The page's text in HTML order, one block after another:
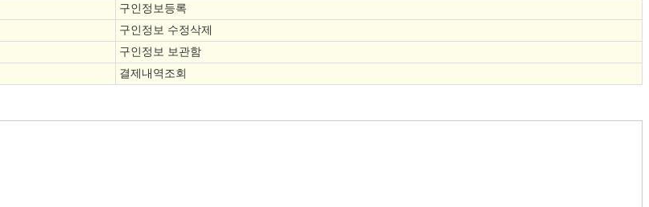
구인정보등록
구인정보 수정삭제
구인정보 보관함
결제내역조회